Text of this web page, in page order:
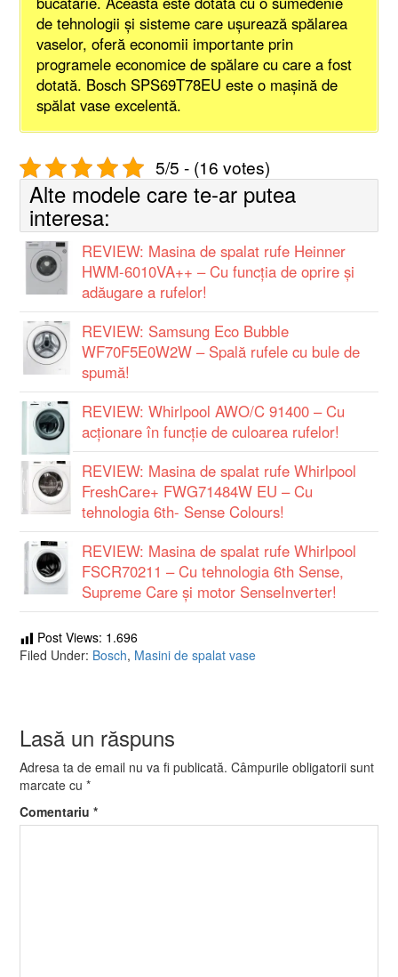
de tehnologii și sisteme care ușurează spălarea
vaselor, oferă economii importante prin
programele economice de spălare cu care a fost
dotată. Bosch SPS69T78EU este o mașină de
spălat vase excelentă.
5/5 - (16 votes)
Alte modele care te-ar putea
interesa:
REVIEW: Masina de spalat rufe Heinner
HWM-6010VA++ – Cu funcția de oprire și
adăugare a rufelor!
REVIEW: Samsung Eco Bubble
WF70F5E0W2W – Spală rufele cu bule de
spumă!
REVIEW: Whirlpool AWO/C 91400 – Cu
acţionare în funcţie de culoarea rufelor!
REVIEW: Masina de spalat rufe Whirlpool
FreshCare+ FWG71484W EU – Cu
tehnologia 6th- Sense Colours!
REVIEW: Masina de spalat rufe Whirlpool
FSCR70211 – Cu tehnologia 6th Sense,
Supreme Care și motor SenseInverter!
Post Views: 1.696
Filed Under: Bosch, Masini de spalat vase
Lasă un răspuns
Adresa ta de email nu va fi publicată. Câmpurile obligatorii sunt
marcate cu*
Comentariu*